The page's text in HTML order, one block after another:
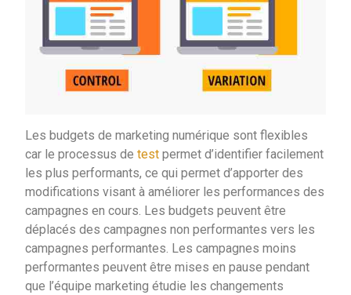
Les budgets de marketing numérique sont flexibles
car le processus de test permet d’identifier facilement
les plus performants, ce qui permet d’apporter des
modifications visant à améliorer les performances des
campagnes en cours. Les budgets peuvent être
déplacés des campagnes non performantes vers les
campagnes performantes. Les campagnes moins
performantes peuvent être mises en pause pendant
que l’équipe marketing étudie les changements